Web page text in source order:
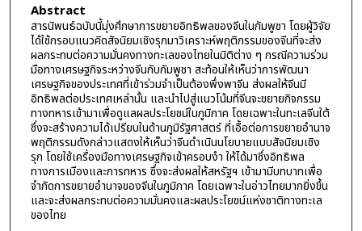
Abstract
สารนิพนธ์ฉบับนี้มุ่งศึกษาการขยายอิทธิพลของจีนในกัมพูชา โดยผู้วิจัย
ได้ใช้กรอบแนวคิดสัจนิยมเชิงรุกมาวิเคราะห์พฤติกรรมของจีนที่จะส่ง
ผลกระทบต่อความมั่นคงทางทะเลของไทยในมิติต่าง ๆ กรณีความร่วม
มือทางเศรษฐกิจระหว่างจีนกับกัมพูชา สะท้อนให้เห็นว่าการพัฒนา
เศรษฐกิจของประเทศที่เข้าร่วมจำเป็นต้องพึ่งพาจีน ส่งผลให้จีนมี
อิทธิพลต่อประเทศเหล่านั้น และนำไปสู่แนวโน้มที่จีนจะขยายกิจกรรม
ทางทหารเข้ามาเพื่อดูแลผลประโยชน์ในภูมิภาค โดยเฉพาะในทะเลจีนใต้
ซึ่งจะสร้างความได้เปรียบในด้านภูมิรัฐศาสตร์ ที่เอื้อต่อการขยายอำนาจ
พฤติกรรมดังกล่าวแสดงให้เห็นว่าจีนดำเนินนโยบายแบบสัจนิยมเชิง
รุก โดยใช้เครื่องมือทางเศรษฐกิจเข้าครอบงำ ให้ได้มาซึ่งอิทธิพล
ทางการเมืองและการทหาร ซึ่งจะส่งผลให้สหรัฐฯ เข้ามามีบทบาทเพื่อ
จำกัดการขยายอำนาจของจีนในภูมิภาค โดยเฉพาะในอ่าวไทยมากยิ่งขึ้น
และจะส่งผลกระทบต่อความมั่นคงและผลประโยชน์แห่งชาติทางทะเล
ของไทย